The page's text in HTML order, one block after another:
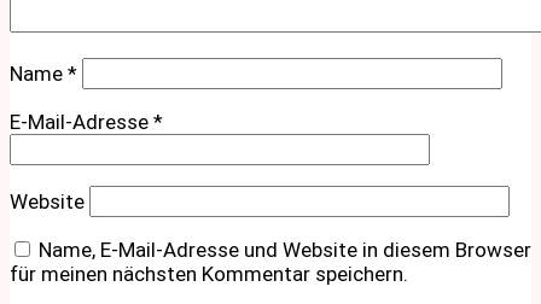
Name *
E-Mail-Adresse *
Website
Name, E-Mail-Adresse und Website in diesem Browser
für meinen nächsten Kommentar speichern.